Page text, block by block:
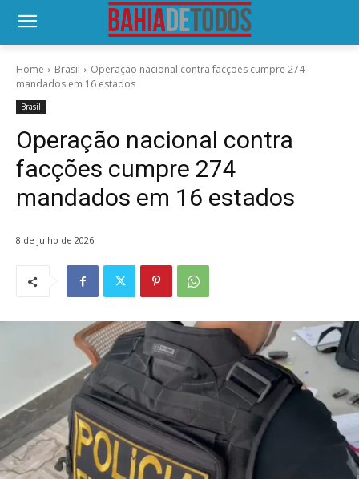
Home Brasil
Operação nacional contra facções cumpre 274
mandados em 16 estados
Brasil
Operação nacional contra
facções cumpre 274
mandados em 16 estados
8 de julho de 2026